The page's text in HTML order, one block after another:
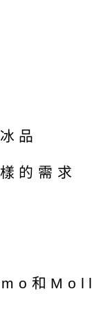
品
的需求
和Moll